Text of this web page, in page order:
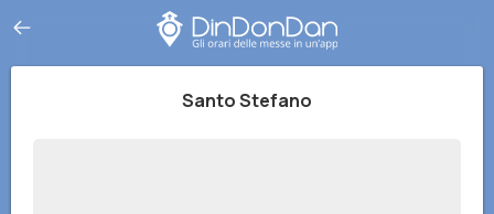
Santo Stefano